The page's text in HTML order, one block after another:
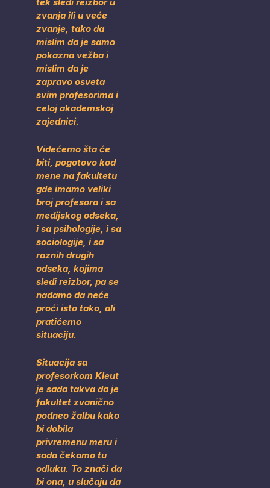
zvanja ili u veće
zvanje, tako da
mislim da je samo
pokazna vežba i
mislim da je
zapravo osveta
svim profesorima i
celoj akademskoj
zajednici.
Videćemo šta će
biti, pogotovo kod
mene na fakultetu
gde imamo veliki
broj profesora i sa
medijskog odseka,
i sa psihologije, i sa
sociologije, i sa
raznih drugih
odseka, kojima
sledi reizbor, pa se
nadamo da neće
proći isto tako, ali
pratićemo
situaciju.
Situacija sa
profesorkom Kleut
je sada takva da je
fakultet zvanično
podneo žalbu kako
bi dobila
privremenu meru i
sada čekamo tu
odluku. To znači da
bi ona, u slučaju da